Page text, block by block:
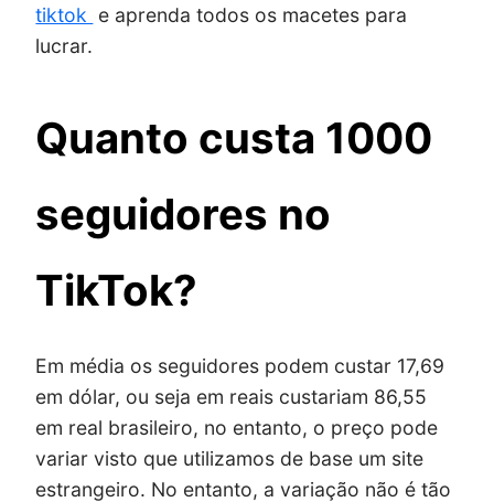
tiktok e aprenda todos os macetes para
lucrar.
Quanto custa 1000
seguidores no
TikTok?
Em média os seguidores podem custar 17,69
em dólar, ou seja em reais custariam 86,55
em real brasileiro, no entanto, o preço pode
variar visto que utilizamos de base um site
estrangeiro. No entanto, a variação não é tão